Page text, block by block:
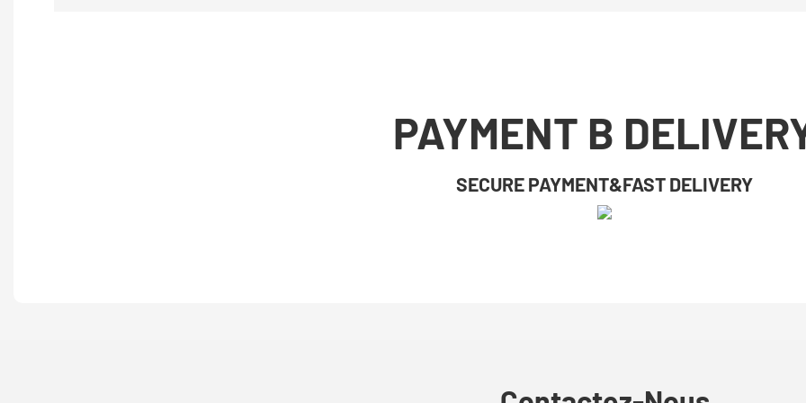
PAYMENT B
SECURE PAYMENT&FAST DELIVERY